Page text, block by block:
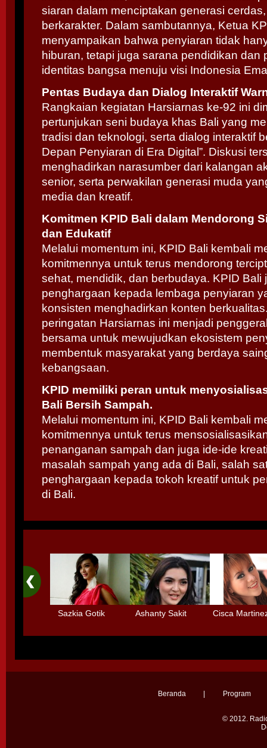
siaran dalam menciptakan generasi
berkarakter. Dalam sambutannya, Ketua
menyampaikan bahwa penyiaran tidak
hiburan, tetapi juga sarana pendidikan dan
identitas bangsa menuju visi Indonesia
Pentas Budaya dan Dialog Interaktif
Rangkaian kegiatan Harsiarnas ke-92 ini
pertunjukan seni budaya khas Bali yang
tradisi dan teknologi, serta dialog interaktif
Depan Penyiaran di Era Digital”. Diskusi
menghadirkan narasumber dari kalangan
senior, serta perwakilan generasi muda
media dan kreatif.
Komitmen KPID Bali dalam Mendorong
dan Edukatif
Melalui momentum ini, KPID Bali kembali
komitmennya untuk terus mendorong
sehat, mendidik, dan berbudaya. KPID Bali
penghargaan kepada lembaga penyiaran
konsisten menghadirkan konten
peringatan Harsiarnas ini menjadi
bersama untuk mewujudkan ekosistem
membentuk masyarakat yang berdaya
kebangsaan.
KPID memiliki peran untuk
Bali Bersih Sampah.
Melalui momentum ini, KPID Bali kembali
komitmennya untuk terus
penanganan sampah dan juga ide-ide
masalah sampah yang ada di Bali, salah
penghargaan kepada tokoh kreatif untuk
di Bali.
Sazkia Gotik
Sinetron
Ashanty Sakit
Otak karena
Cisca
Tidak mau
Beranda Program
© 2012.